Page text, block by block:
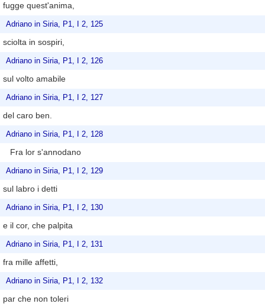
fugge quest'anima,
Adriano in Siria, P1, I 2, 125
sciolta in sospiri,
Adriano in Siria, P1, I 2, 126
sul volto amabile
Adriano in Siria, P1, I 2, 127
del caro ben.
Adriano in Siria, P1, I 2, 128
Fra lor s'annodano
Adriano in Siria, P1, I 2, 129
sul labro i detti
Adriano in Siria, P1, I 2, 130
e il cor, che palpita
Adriano in Siria, P1, I 2, 131
fra mille affetti,
Adriano in Siria, P1, I 2, 132
par che non toleri